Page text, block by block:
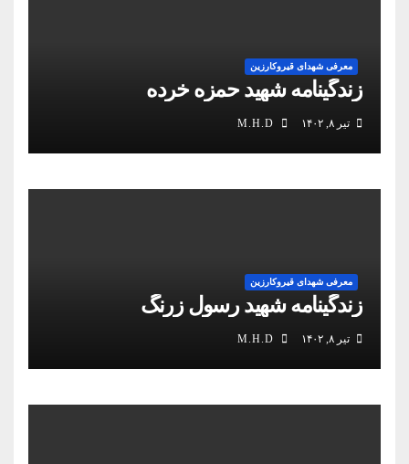
معرفی شهدای قیروکارزین
زندگینامه شهید حمزه خرده
تیر ۸, ۱۴۰۲
معرفی شهدای قیروکارزین
زندگینامه شهید رسول زرنگ
تیر ۸, ۱۴۰۲